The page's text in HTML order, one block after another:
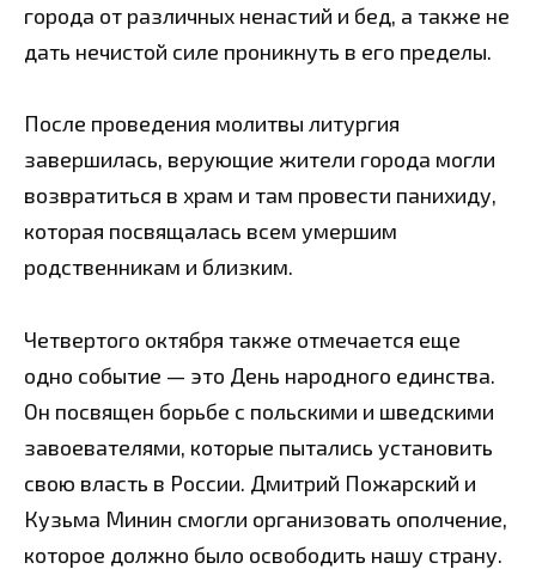
города от различных ненастий и бед, а также не
дать нечистой силе проникнуть в его пределы.
После проведения молитвы литургия
завершилась, верующие жители города могли
возвратиться в храм и там провести панихиду,
которая посвящалась всем умершим
родственникам и близким.
Четвертого октября также отмечается еще
одно событие — это День народного единства.
Он посвящен борьбе с польскими и шведскими
завоевателями, которые пытались установить
свою власть в России. Дмитрий Пожарский и
Кузьма Минин смогли организовать ополчение,
которое должно было освободить нашу страну.